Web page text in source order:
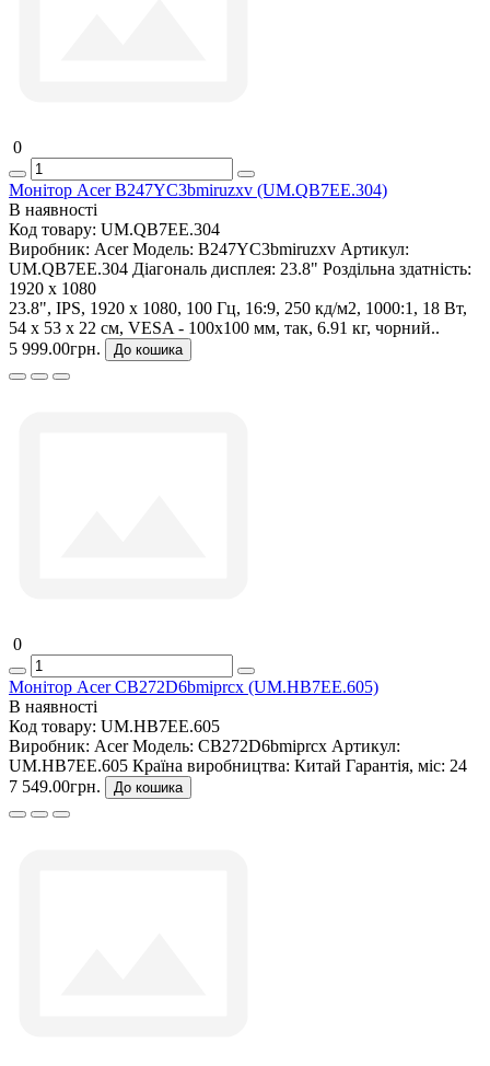
0
Монітор Acer B247YC3bmiruzxv (UM.QB7EE.304)
В наявності
Код товару: UM.QB7EE.304
Виробник: Acer Модель: B247YC3bmiruzxv Артикул:
UM.QB7EE.304 Діагональ дисплея: 23.8" Роздільна здатність:
1920 x 1080
23.8", IPS, 1920 x 1080, 100 Гц, 16:9, 250 кд/м2, 1000:1, 18 Вт,
54 х 53 х 22 см, VESA - 100x100 мм, так, 6.91 кг, чорний..
5 999.00грн.
До кошика
0
Монітор Acer CB272D6bmiprcx (UM.HB7EE.605)
В наявності
Код товару: UM.HB7EE.605
Виробник: Acer Модель: CB272D6bmiprcx Артикул:
UM.HB7EE.605 Країна виробництва: Китай Гарантія, міс: 24
7 549.00грн.
До кошика